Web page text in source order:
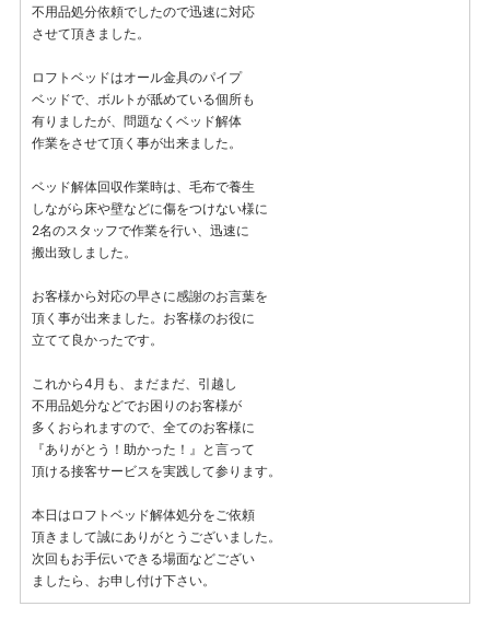
不用品処分依頼でしたので迅速に対応
させて頂きました。
ロフトベッドはオール金具のパイプ
ベッドで、ボルトが舐めている個所も
有りましたが、問題なくベッド解体
作業をさせて頂く事が出来ました。
ベッド解体回収作業時は、毛布で養生
しながら床や壁などに傷をつけない様に
2名のスタッフで作業を行い、迅速に
搬出致しました。
お客様から対応の早さに感謝のお言葉を
頂く事が出来ました。お客様のお役に
立てて良かったです。
これから4月も、まだまだ、引越し
不用品処分などでお困りのお客様が
多くおられますので、全てのお客様に
『ありがとう！助かった！』と言って
頂ける接客サービスを実践して参ります。
本日はロフトベッド解体処分をご依頼
頂きまして誠にありがとうございました。
次回もお手伝いできる場面などござい
ましたら、お申し付け下さい。